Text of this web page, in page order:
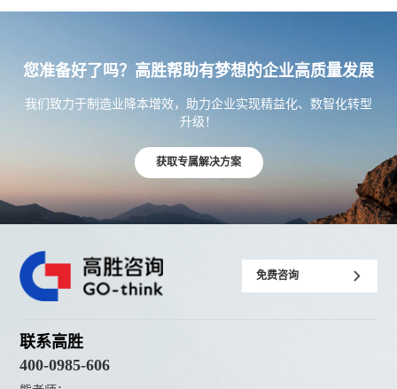
您准备好了吗？高胜帮助有梦想的企业高质量发展
我们致力于制造业降本增效，助力企业实现精益化、数智化转型
升级！
获取专属解决方案
免费咨询
联系高胜
400-0985-606